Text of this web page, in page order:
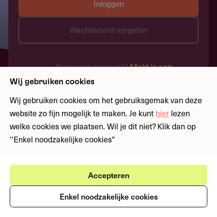
Inloggen
Wachtwoord vergeten
Nog geen account?Meld je aan
Wij gebruiken cookies
Wij gebruiken cookies om het gebruiksgemak van deze
website zo fijn mogelijk te maken. Je kunt hier lezen
welke cookies we plaatsen. Wil je dit niet? Klik dan op
''Enkel noodzakelijke cookies"
Accepteren
Enkel noodzakelijke cookies